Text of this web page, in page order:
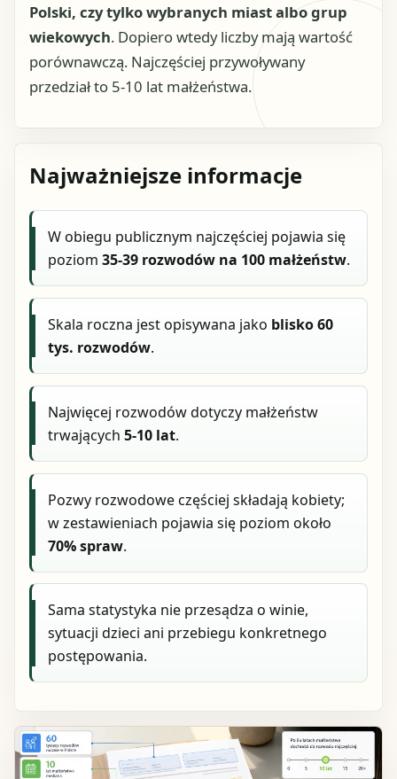
Polski, czy tylko wybranych miast albo grup
wiekowych. Dopiero wtedy liczby mają wartość
porównawczą. Najczęściej przywoływany
przedział to 5-10 lat małżeństwa.
Najważniejsze informacje
W obiegu publicznym najczęściej pojawia się
poziom35-39 rozwodów na 100 małżeństw.
Skala roczna jest opisywana jako blisko 60
tys. rozwodów.
Najwięcej rozwodów dotyczy małżeństw
trwających5-10 lat.
Pozwy rozwodowe częściej składają kobiety;
w zestawieniach pojawia się poziom około
70% spraw.
Sama statystyka nie przesądza o winie,
sytuacji dzieci ani przebiegu konkretnego
postępowania.